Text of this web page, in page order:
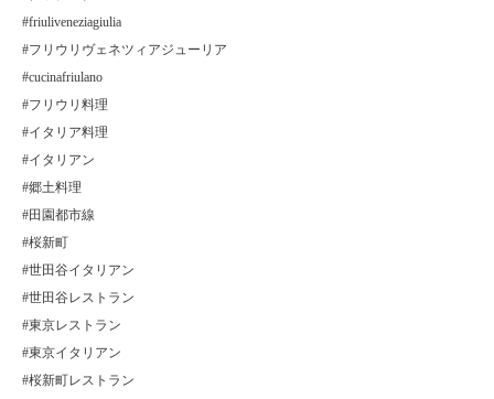
#friuliveneziagiulia
#フリウリヴェネツィアジューリア
#cucinafriulano
#フリウリ料理
#イタリア料理
#イタリアン
#郷土料理
#田園都市線
#桜新町
#世田谷イタリアン
#世田谷レストラン
#東京レストラン
#東京イタリアン
#桜新町レストラン